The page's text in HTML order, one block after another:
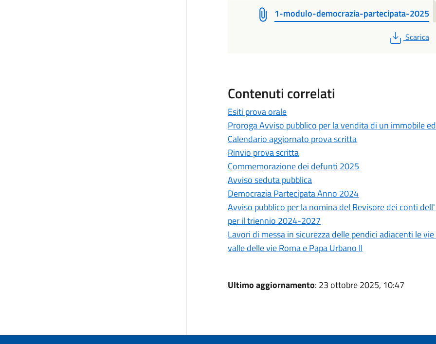
1-modulo-democrazia-partecipata-2025
PDF
Scarica
Contenuti correlati
Esiti prova orale
Proroga Avviso pubblico per la vendita di un immobile
Calendario aggiornato prova scritta
Rinvio prova scritta
Commemorazione dei defunti 2025
Avviso seduta pubblica
Democrazia Partecipata Anno 2024
Avviso pubblico per la nomina del Revisore dei conti
per il triennio 2024-2027
Lavori di messa in sicurezza delle pendici adiacenti le
valle delle vie Roma e Papa Urbano II
Ultimo aggiornamento: 23 ottobre 2025, 10:47